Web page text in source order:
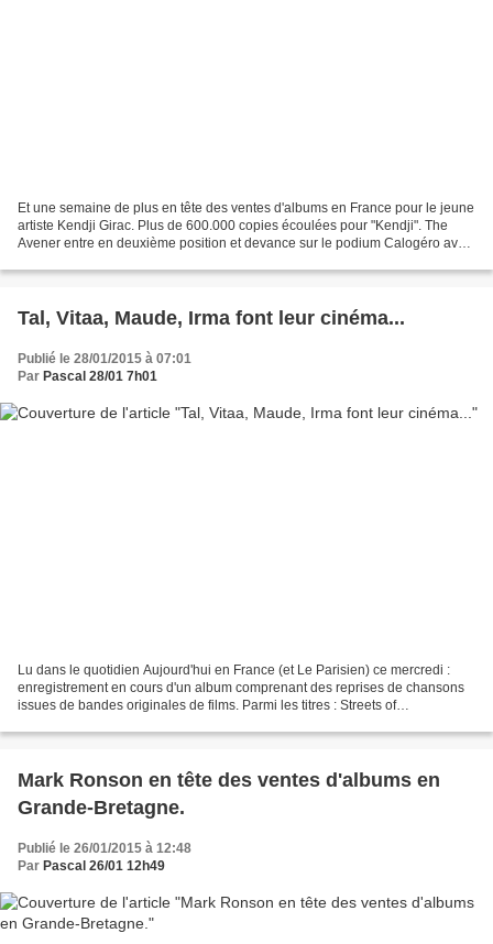
Et une semaine de plus en tête des ventes d'albums en France pour le jeune
artiste Kendji Girac. Plus de 600.000 copies écoulées pour "Kendji". The
Avener entre en deuxième position et devance sur le podium Calogéro avec
Tal, Vitaa, Maude, Irma font leur cinéma...
Publié le 28/01/2015 à 07:01
Par Pascal 28/01 7h01
Lu dans le quotidien Aujourd'hui en France (et Le Parisien) ce mercredi :
enregistrement en cours d'un album comprenant des reprises de chansons
issues de bandes originales de films. Parmi les titres : Streets of
Mark Ronson en tête des ventes d'albums en
Grande-Bretagne.
Publié le 26/01/2015 à 12:48
Par Pascal 26/01 12h49